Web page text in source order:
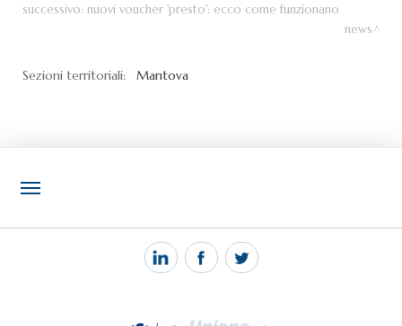
successivo: nuovi voucher 'presto': ecco come funzionano
news
Sezioni territoriali: Mantova
NOTIZIE
PEC MANTOVA MAIL